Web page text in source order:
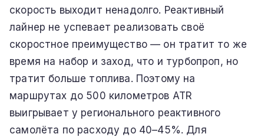
скорость выходит ненадолго. Реактивный
лайнер не успевает реализовать своё
скоростное преимущество — он тратит то же
время на набор и заход, что и турбопроп, но
тратит больше топлива. Поэтому на
маршрутах до 500 километров ATR
выигрывает у регионального реактивного
самолёта по расходу до 40–45%. Для